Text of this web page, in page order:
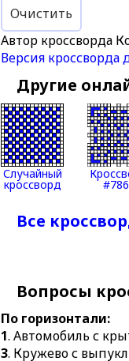
Очистить
Автор кроссворда
Версия кроссворда
Другие
Случайный
кроссворд
Все
Вопросы
По горизонтали:
1. Автомобиль с
3. Кружево с